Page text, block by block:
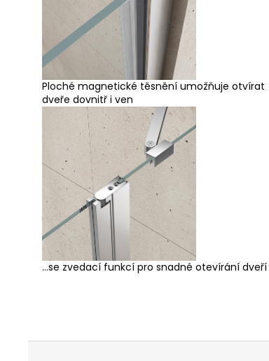
Ploché magnetické těsnění umožňuje otvírat
dveře dovnitř i ven
...se zvedací funkcí pro snadné otevírání dveří